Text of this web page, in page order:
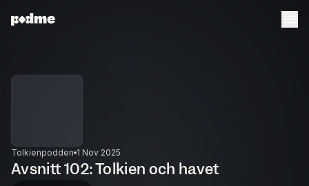
Tolkienpodden 1 Nov 2025
Avsnitt 102: Tolkien och havet